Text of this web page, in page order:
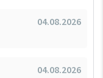
04.08.2026
04.08.2026